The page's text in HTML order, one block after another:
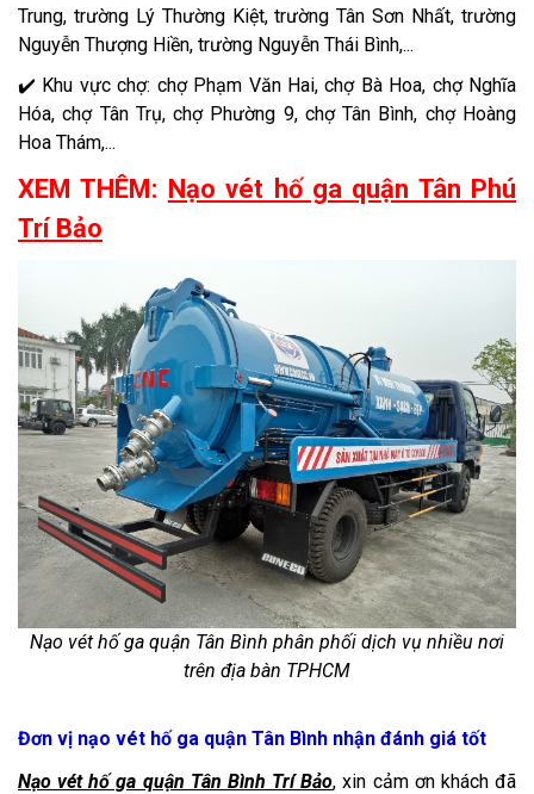
Trung, trường Lý Thường Kiệt, trường Tân Sơn Nhất, trường
Nguyễn Thượng Hiền, trường Nguyễn Thái Bình,...
✔️ Khu vực chợ: chợ Phạm Văn Hai, chợ Bà Hoa, chợ Nghĩa
Hóa, chợ Tân Trụ, chợ Phường 9, chợ Tân Bình, chợ Hoàng
Hoa Thám,...
XEM THÊM: Nạo vét hố ga quận Tân Phú
Trí Bảo
Nạo vét hố ga quận Tân Bình phân phối dịch vụ nhiều nơi
trên địa bàn TPHCM
Đơn vị nạo vét hố ga quận Tân Bình nhận đánh giá tốt
Nạo vét hố ga quận Tân Bình Trí Bảo, xin cảm ơn khách đã